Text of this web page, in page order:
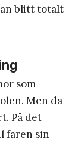
blitt totalt
som
Men da
På det
faren sin